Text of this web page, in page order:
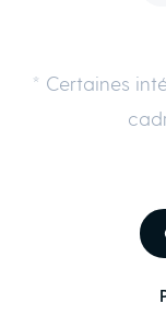
* Certaines